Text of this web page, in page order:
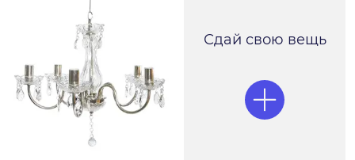
Сдай свою вещь